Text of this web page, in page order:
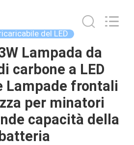
del LED
Lampada da
carbone a LED
Lampade frontali
per minatori
capacità della